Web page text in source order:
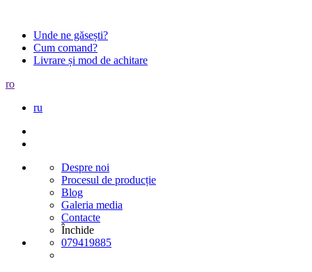
Unde ne găsești?
Cum comand?
Livrare și mod de achitare
ro
ru
Despre noi
Procesul de producție
Blog
Galeria media
Contacte
Închide
079419885